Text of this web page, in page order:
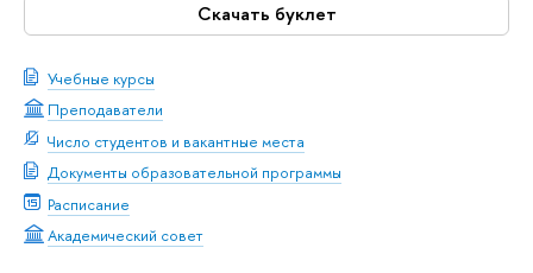
Скачать буклет
Учебные курсы
Преподаватели
Число студентов и вакантные места
Документы образовательной программы
Расписание
Академический совет